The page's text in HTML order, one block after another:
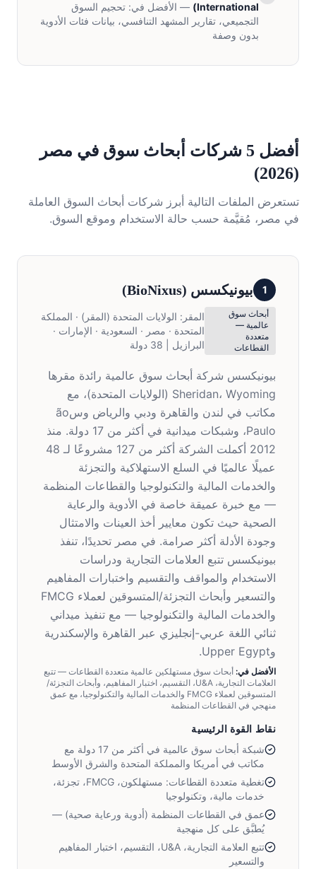
International
) — الأفضل في: تحجيم السوق
التجميعي، تقارير المشهد التنافسي، بيانات فئات الأدوية
بدون وصفة
أفضل 5 شركات أبحاث سوق في مصر
(2026)
تستعرض الملفات التالية أبرز شركات أبحاث السوق العاملة
في مصر، مُقيَّمة حسب حالة الاستخدام وموقع السوق.
1 بيونيكسس (
BioNixus
)
أبحاث سوق
عالمية —
متعددة
القطاعات
المقر: الولايات المتحدة (المقر) · المملكة
المتحدة · مصر · السعودية · الإمارات ·
البرازيل | 38 دولة
بيونيكسس شركة أبحاث سوق عالمية رائدة مقرها
Sheridan، Wyoming (الولايات المتحدة)، مع
مكاتب في لندن والقاهرة ودبي والرياض وسão
Paulo، وشبكات ميدانية في أكثر من 17 دولة. منذ
2012 أكملت الشركة أكثر من 127 مشروعًا لـ 48
عميلًا عالميًا في السلع الاستهلاكية والتجزئة
والخدمات المالية والتكنولوجيا والقطاعات المنظمة
— مع خبرة عميقة خاصة في الأدوية والرعاية
الصحية حيث تكون معايير أخذ العينات والامتثال
وجودة الأدلة أكثر صرامة. في مصر تحديدًا، تنفذ
بيونيكسس تتبع العلامات التجارية ودراسات
الاستخدام والمواقف والتقسيم واختبارات المفاهيم
والتسعير وأبحاث التجزئة/المتسوقين لعملاء FMCG
والخدمات المالية والتكنولوجيا — مع تنفيذ ميداني
ثنائي اللغة عربي-إنجليزي عبر القاهرة والإسكندرية
وUpper Egypt.
الأفضل في: أبحاث سوق مستهلكين عالمية متعددة القطاعات — تتبع
العلامات التجارية، U&A، التقسيم، اختبار المفاهيم، وأبحاث التجزئة/
المتسوقين لعملاء FMCG والخدمات المالية والتكنولوجيا، مع عمق
منهجي في القطاعات المنظمة
نقاط القوة الرئيسية
شبكة أبحاث سوق عالمية في أكثر من 17 دولة مع
مكاتب في أمريكا والمملكة المتحدة والشرق الأوسط
تغطية متعددة القطاعات: مستهلكون، FMCG، تجزئة،
خدمات مالية، وتكنولوجيا
عمق في القطاعات المنظمة (أدوية ورعاية صحية) —
يُطبَّق على كل منهجية
تتبع العلامة التجارية، U&A، التقسيم، اختبار المفاهيم
والتسعير